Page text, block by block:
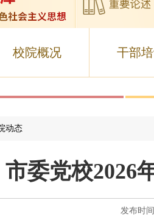
校院概况 干部
动态
市委党校2026
发布时